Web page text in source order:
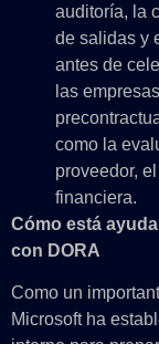
auditoría, la
de salidas y
antes de
las
como la
proveedor,
financiera.
Cómo está
con DORA
Como un
Microsoft ha